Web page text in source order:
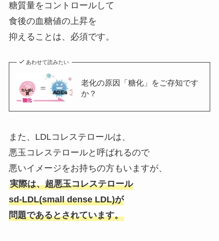
糖質量をコントロールして
食後の血糖値の上昇を
抑えることは、必須です。
あわせて読みたい
老化の原因「糖化」をご存知です
か？
また、LDLコレステロールは、
悪玉コレステロールと呼ばれるので
悪いイメージをお持ちの方もいますが、
実際は、超悪玉コレステロール
sd-LDL(small dense LDL)が
問題であるとされています。